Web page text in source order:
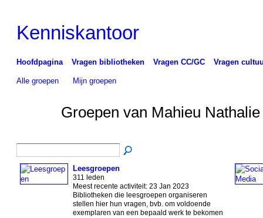
Kenniskantoor
Hoofdpagina Vragen bibliotheken Vragen CC/GC Vragen
Alle groepen Mijn groepen
Groepen van Mahieu
Leesgroepen
311 leden
Meest recente activiteit: 23 Jan 2023
Bibliotheken die leesgroepen organiseren
stellen hier hun vragen, bvb. om voldoende
exemplaren van een bepaald werk te bekomen